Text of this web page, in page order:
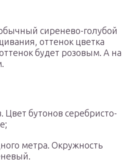
сиренево-голубой
оттенок цветка
будет розовым. А на
бутонов серебристо-
метра. Окружность